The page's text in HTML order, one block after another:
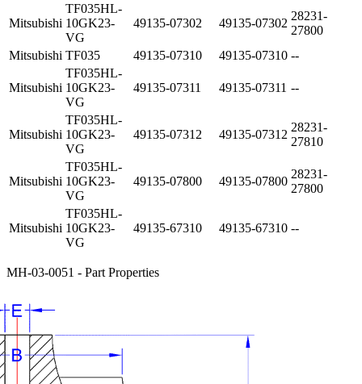
Mitsubishi
TF035HL-
10GK23-
VG
49135-07302 49135-07302
28231-
27800
Mitsubishi TF035 49135-07310 49135-07310 --
Mitsubishi
TF035HL-
10GK23-
VG
49135-07311 49135-07311 --
Mitsubishi
TF035HL-
10GK23-
VG
49135-07312 49135-07312
28231-
27810
Mitsubishi
TF035HL-
10GK23-
VG
49135-07800 49135-07800
28231-
27800
Mitsubishi
TF035HL-
10GK23-
VG
49135-67310 49135-67310 --
MH-03-0051 - Part Properties